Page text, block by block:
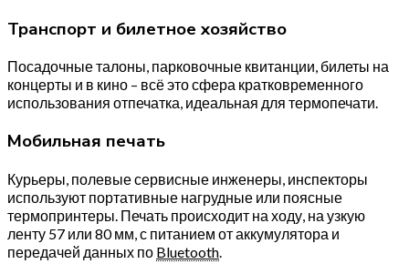
Транспорт и билетное хозяйство
Посадочные талоны, парковочные квитанции, билеты на
концерты и в кино – всё это сфера кратковременного
использования отпечатка, идеальная для термопечати.
Мобильная печать
Курьеры, полевые сервисные инженеры, инспекторы
используют портативные нагрудные или поясные
термопринтеры. Печать происходит на ходу, на узкую
ленту 57 или 80 мм, с питанием от аккумулятора и
передачей данных по Bluetooth